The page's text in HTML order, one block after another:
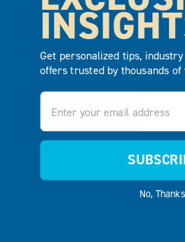
OUTIL
Get personalized tips,
offers trusted by thousands
Email
No,